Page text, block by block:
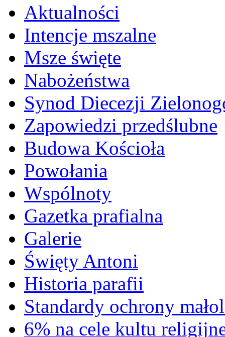
Aktualności
Intencje mszalne
Msze święte
Nabożeństwa
Synod Diecezji
Zapowiedzi przedślubne
Budowa Kościoła
Powołania
Wspólnoty
Gazetka prafialna
Galerie
Święty Antoni
Historia parafii
Standardy ochrony
6% na cele kultu